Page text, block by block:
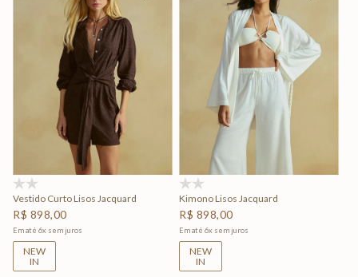
Vestido Curto Lisos Jacquard
R$ 898,00
Em até 6x sem juros
NEW
IN
Kimono Lisos Jacquard
R$ 898,00
Em até 6x sem juros
NEW
IN